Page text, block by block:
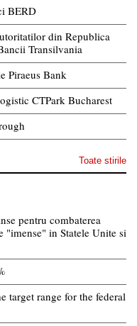
BERD
din Republica
Transilvania
Piraeus Bank
CTPark Bucharest
Toate stirile
pentru combaterea
"imense" in Statele Unite si
target range for the federal